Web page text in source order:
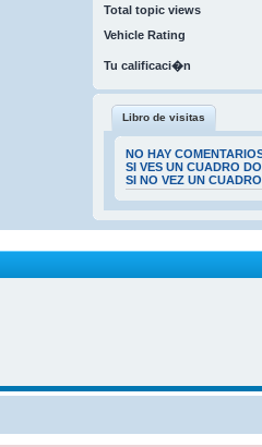
Total topic views
Vehicle Rating
Tu calificaci�n
Libro de visitas
NO HAY
SI VES UN CUADRO
SI NO VEZ UN